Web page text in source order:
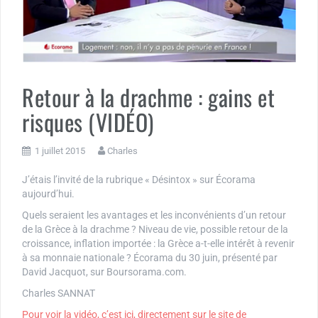
Retour à la drachme : gains et
risques (VIDÉO)
1 juillet 2015 Charles
J’étais l’invité de la rubrique « Désintox » sur Écorama
aujourd’hui.
Quels seraient les avantages et les inconvénients d’un retour
de la Grèce à la drachme ? Niveau de vie, possible retour de la
croissance, inflation importée : la Grèce a-t-elle intérêt à revenir
à sa monnaie nationale ? Écorama du 30 juin, présenté par
David Jacquot, sur Boursorama.com.
Charles SANNAT
Pour voir la vidéo, c’est ici, directement sur le site de